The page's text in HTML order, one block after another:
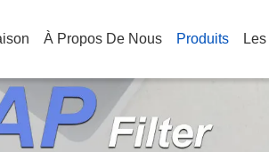
À Propos De Nous Produits